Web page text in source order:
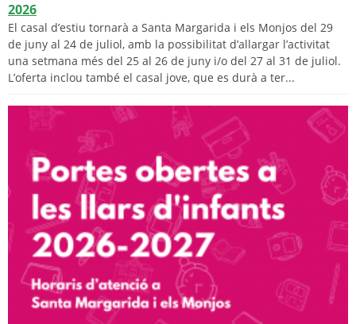
2026
El casal d’estiu tornarà a Santa Margarida i els Monjos del 29
de juny al 24 de juliol, amb la possibilitat d’allargar l’activitat
una setmana més del 25 al 26 de juny i/o del 27 al 31 de juliol.
L’oferta inclou també el casal jove, que es durà a ter...